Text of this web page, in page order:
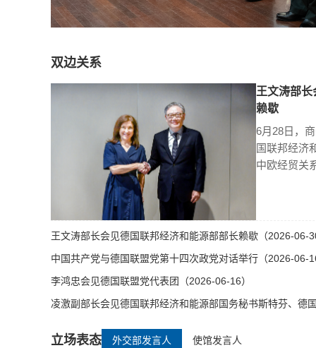
双边关系
王文涛部
赖歇
6月28日，
国联邦经济
中欧经贸关
王文涛部长会见德国联邦经济和能源部部长赖歇（2026-06-
中国共产党与德国联盟党第十四次政党对话举行（2026-06-
李鸿忠会见德国联盟党代表团（2026-06-16）
凌激副部长会见德国联邦经济和能源部国务秘书斯特芬、德
立场表态 外交部发言人 使馆发言人